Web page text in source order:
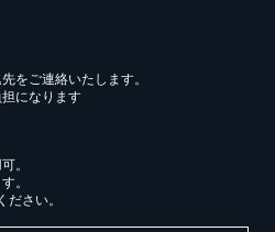
をご連絡いたします。
になります
。
。
ださい。